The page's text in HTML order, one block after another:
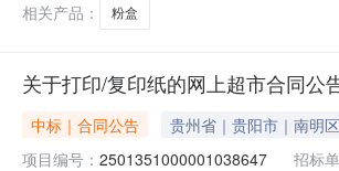
相关产品：
粉盒
关于打印/复印纸的网上超市合同公
中标｜合同公告 贵州省｜贵阳市｜南明区
项目编号： 2501351000001038647 招标